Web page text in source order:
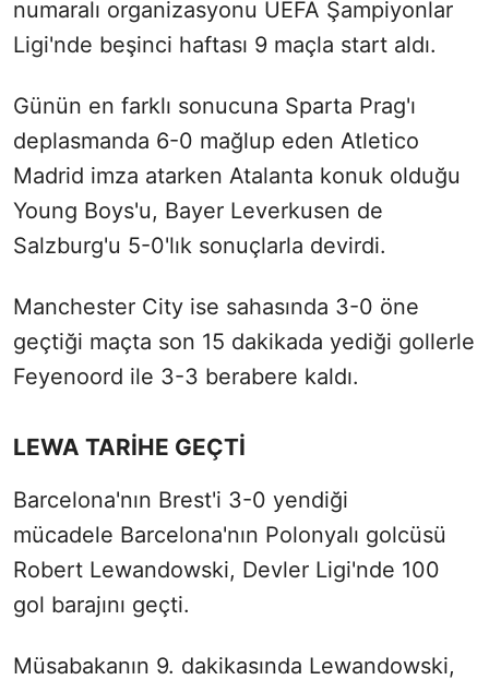
numaralı organizasyonu UEFA Şampiyonlar
Ligi'nde beşinci haftası 9 maçla start aldı.
Günün en farklı sonucuna Sparta Prag'ı
deplasmanda 6-0 mağlup eden Atletico
Madrid imza atarken Atalanta konuk olduğu
Young Boys'u, Bayer Leverkusen de
Salzburg'u 5-0'lık sonuçlarla devirdi.
Manchester City ise sahasında 3-0 öne
geçtiği maçta son 15 dakikada yediği gollerle
Feyenoord ile 3-3 berabere kaldı.
LEWA TARİHE GEÇTİ
Barcelona'nın Brest'i 3-0 yendiği
mücadele Barcelona'nın Polonyalı golcüsü
Robert Lewandowski, Devler Ligi'nde 100
gol barajını geçti.
Müsabakanın 9. dakikasında Lewandowski,